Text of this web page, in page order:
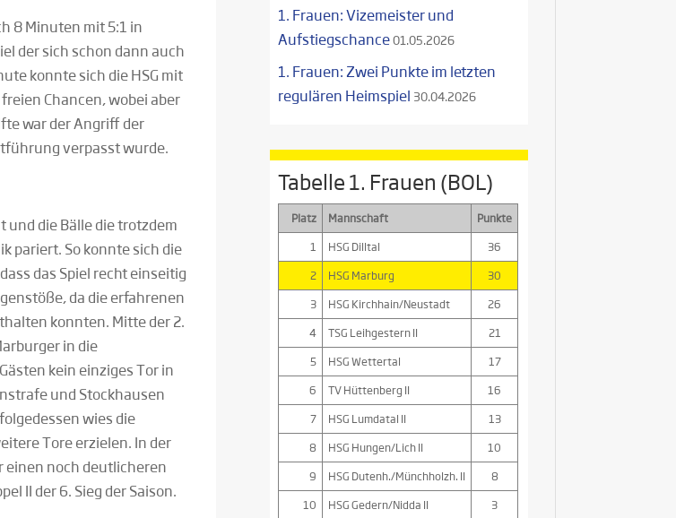
8 Minuten mit 5:1 in
der sich schon dann auch
konnte sich die HSG mit
Chancen, wobei aber
war der Angriff der
verpasst wurde.
und die Bälle die trotzdem
pariert. So konnte sich die
das Spiel recht einseitig
da die erfahrenen
konnten. Mitte der 2.
in die
kein einziges Tor in
und Stockhausen
wies die
Tore erzielen. In der
einen noch deutlicheren
II der 6. Sieg der Saison.
1. Frauen: Vizemeister und
Aufstiegschance01.05.2026
1. Frauen: Zwei Punkte im letzten
regulären Heimspiel 30.04.2026
Tabelle 1. Frauen (BOL)
Platz Mannschaft
Punkte
1
HSG Dilltal
36
2
HSG Marburg
30
3
HSG Kirchhain/Neustadt
26
4
TSG Leihgestern II
21
5
HSG Wettertal
17
6
TV Hüttenberg II
16
7
HSG Lumdatal II
13
8
HSG Hungen/Lich II
10
9
HSG Dutenh./Münchholzh. II
8
10
HSG Gedern/Nidda II
3